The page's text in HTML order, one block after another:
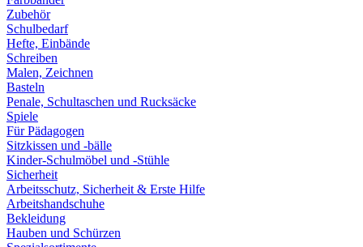
Zubehör
Schulbedarf
Hefte, Einbände
Schreiben
Malen, Zeichnen
Basteln
Penale, Schultaschen und Rucksäcke
Spiele
Für Pädagogen
Sitzkissen und -bälle
Kinder-Schulmöbel und -Stühle
Sicherheit
Arbeitsschutz, Sicherheit & Erste Hilfe
Arbeitshandschuhe
Bekleidung
Hauben und Schürzen